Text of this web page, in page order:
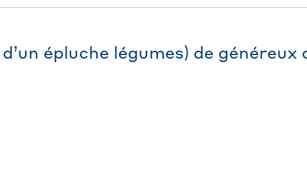
épluche légumes) de généreux